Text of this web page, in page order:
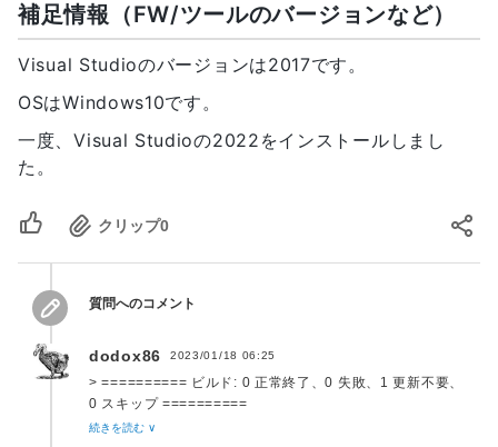
'C:\Windows\SysWOW64\ntdll.dll' が読み込まれま
した。PDB ファイルを開けないか、ファイルが見つかりま
せん。
'C:\Windows\SysWOW64\kernel32.dll' が読み込ま
れました。PDB ファイルを開けないか、ファイルが見つか
りません。
'Project1.exe' (Win32):
まれました。PDB ファイルを開けないか、ファイルが見つ
Files\Avast Software\Avast\x86\aswhook.dll'
が読み込まれました。PDB ファイルを開けないか、ファイ
ルが見つかりません。
'Project1.exe' (Win32):
'C:\Windows\SysWOW64\vcruntime140d.dll' が読
み込まれました。PDB ファイルを開けないか、ファイルが
見つかりません。
補足情報（FW/ツールのバージョンなど）
Visual Studioのバージョンは2017です。
OSはWindows10です。
一度、Visual Studioの2022をインストールしまし
た。
クリップ0
質問へのコメント
dodox86 2023/01/18 06:25
> ========== ビルド: 0 正常終了、0 失敗、1 更新不要、
0 スキップ ==========
>
続きを読む ∨